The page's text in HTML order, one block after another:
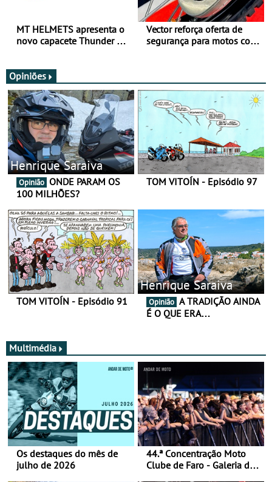
MT HELMETS apresenta o
novo capacete Thunder 4 R
Vector reforça oferta de
segurança para motos com
Opiniões
Henrique Saraiva
Opinião
100 MILHÕES?
TOM VITOÍN - Episódio 97
TOM VITOÍN - Episódio 91
Henrique Saraiva
Opinião
É O QUE ERA…
Multimédia
Os destaques do mês de
julho de 2026
44.ª Concentração Moto
Clube de Faro - Galeria de